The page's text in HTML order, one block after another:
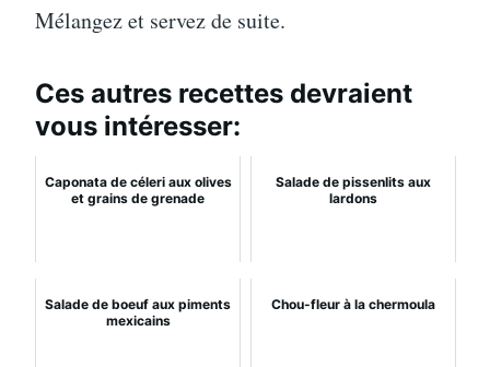
Mélangez et servez de suite.
Ces autres recettes devraient
vous intéresser:
Caponata de céleri aux olives
et grains de grenade
Salade de pissenlits aux
lardons
Salade de boeuf aux piments
mexicains
Chou-fleur à la chermoula